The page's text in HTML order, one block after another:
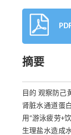
摘要
目的 观察防己
肾脏水通道蛋
用“游泳疲劳+
生理盐水造成